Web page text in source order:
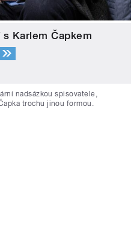
s Karlem Čapkem
nadsázkou spisovatele,
trochu jinou formou.